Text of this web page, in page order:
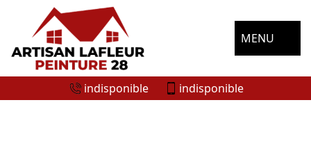
MENU
indisponible indisponible